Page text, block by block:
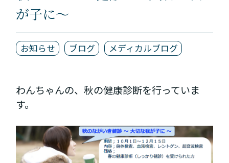
が子に～
お知らせ ブログ メディカルブログ
わんちゃんの、秋の健康診断を行っていま
す。